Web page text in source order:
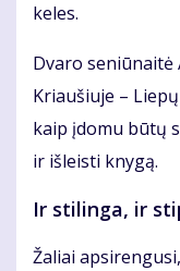
ke­les.
Dvaro seniūnaitė
Kriaušiuje –
kaip įdomu būtų
ir išleisti knygą.
Ir stilinga, ir
Žaliai